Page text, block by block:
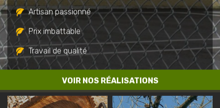
VOIR NOS RÉALISATIONS
Artisan passionné
Prix imbattable
Travail de qualité